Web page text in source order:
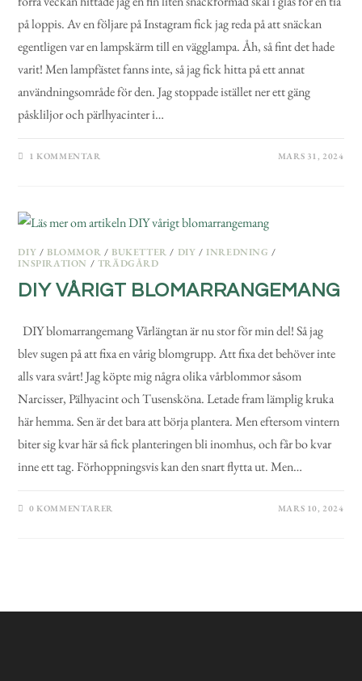
på loppis. Av en följare på Instagram fick jag reda på att snäckan
egentligen var en lampskärm till en vägglampa. Åh, så fint det hade
varit! Men lampfästet fanns inte, så jag fick hitta på ett annat
användningsområde för den. Jag stoppade istället ner ett gäng
påskliljor och pärlhyacinter i…
1 KOMMENTAR MARS 31, 2024
DIY /BLOMMOR /BUKETTER / DIY /INREDNING /
INSPIRATION / TRÄDGÅRD
DIY VÅRIGT BLOMARRANGEMANG
DIY blomarrangemang Vårlängtan är nu stor för min del! Så jag
blev sugen på att fixa en vårig blomgrupp. Att fixa det behöver inte
alls vara svårt! Jag köpte mig några olika vårblommor såsom
Narcisser, Pälhyacint och Tusensköna. Letade fram lämplig kruka
här hemma. Sen är det bara att börja plantera. Men eftersom vintern
biter sig kvar här så fick planteringen bli inomhus, och får bo kvar
inne ett tag. Förhoppningsvis kan den snart flytta ut. Men…
0 KOMMENTARER MARS 10, 2024